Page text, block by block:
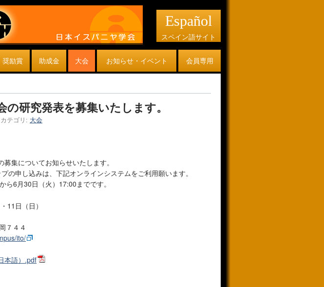
Español
スペイン語サイト
奨励賞 助成金 大会 お知らせ・イベント 会員専用
の研究発表を募集いたします。
カテゴリ: 大会
集についてお知らせいたします。
の申し込みは、下記オンラインシステムをご利用願います。
ら6月30日（火）17:00までです。
11日（日）
７４４
ito/
本語）.pdf